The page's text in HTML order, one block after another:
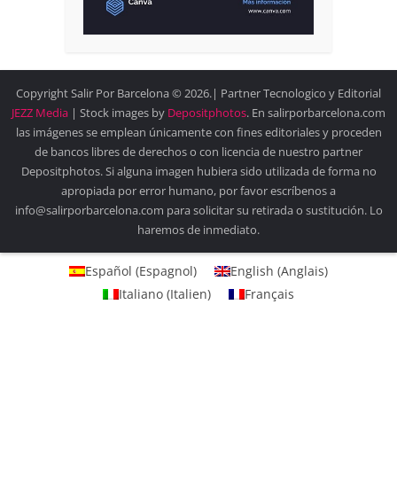
Copyright Salir Por Barcelona © 2026.| Partner Tecnologico y Editorial
JEZZ Media | Stock images by Depositphotos. En salirporbarcelona.com
las imágenes se emplean únicamente con fines editoriales y proceden
de bancos libres de derechos o con licencia de nuestro partner
Depositphotos. Si alguna imagen hubiera sido utilizada de forma no
apropiada por error humano, por favor escríbenos a
info@salirporbarcelona.com para solicitar su retirada o sustitución. Lo
haremos de inmediato.
Español (Espagnol) English (Anglais)
Italiano (Italien) Français